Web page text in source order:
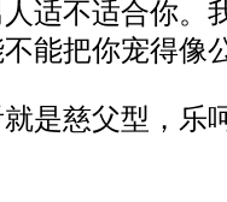
适不适合你。
能把你宠得像
慈父型，乐